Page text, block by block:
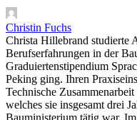
Christin Fuchs
Christa Hillebrand studierte
Berufserfahrungen in der
Graduiertenstipendium
Peking ging. Ihren
Technische
welches sie insgesamt drei